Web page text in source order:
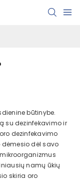
būtinybe.
su dezinfekavimo ir
dezinfekavimo
dėl savo
namų ūkių
skiria oro